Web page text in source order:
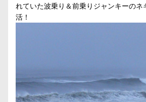
れていた波乗り＆前乗りジャンキーのネ
活！